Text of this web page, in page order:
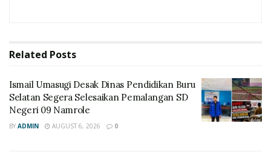
Related Posts
Ismail Umasugi Desak Dinas Pendidikan Buru
Selatan Segera Selesaikan Pemalangan SD
Negeri 09 Namrole
BY ADMIN AUGUST 6, 2026 0